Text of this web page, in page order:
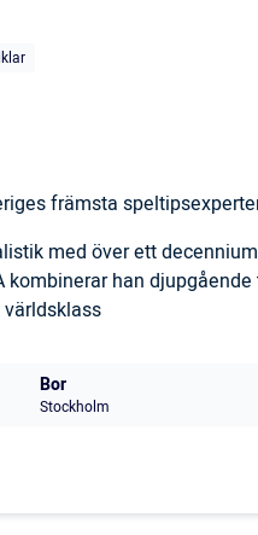
främsta
med över ett
han
Bor
Stockholm